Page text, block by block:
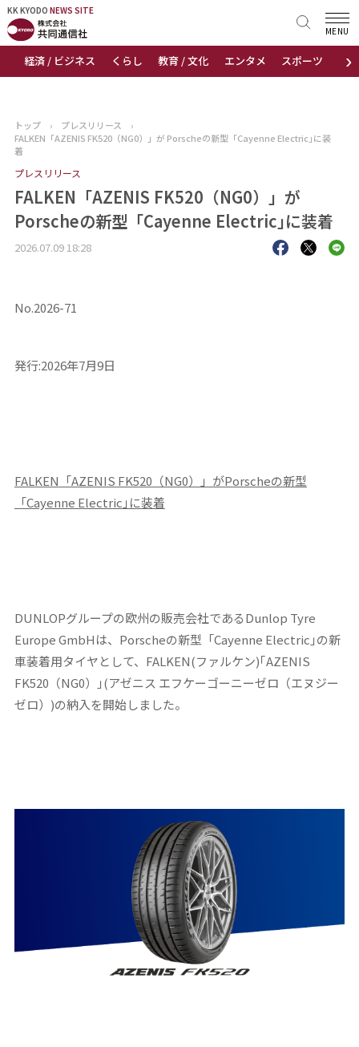
KK KYODO NEWS SITE
›
経済 / ビジネス くらし 教育 / 文化 エンタメ スポーツ 地域
MENU
KK KYODONEWS SITE
トップページ
ニュース
おすすめコンテンツ
出版物
トップ › プレスリリース
›
FALKEN「AZENIS FK520（NG0）」が Porscheの新型「Cayenne Electric｣に装
着
プレスリリース
FALKEN「AZENIS FK520（NG0）」が
Porscheの新型「Cayenne Electric｣に装着
2026.07.09 18:28
No.2026-71
発行:2026年7月9日
FALKEN 「AZENIS FK520 （NG0）」がPorscheの新型
「Cayenne Electric｣に装着
DUNLOPグループの欧州の販売会社であるDunlop Tyre
Europe GmbHは、 Porscheの新型「Cayenne Electric ｣の新
車装着用タイヤとして、 FALKEN(ファルケン)｢AZENIS
FK520 （NG0）｣(アゼニス エフケーゴーニーゼロ（エヌジー
ゼロ） )の納入を開始しました。